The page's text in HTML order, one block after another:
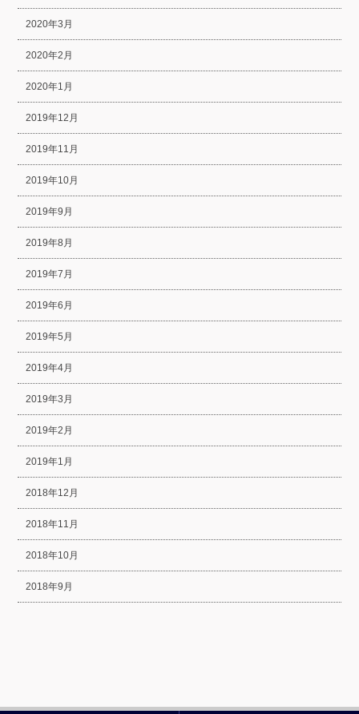
2020年3月
2020年2月
2020年1月
2019年12月
2019年11月
2019年10月
2019年9月
2019年8月
2019年7月
2019年6月
2019年5月
2019年4月
2019年3月
2019年2月
2019年1月
2018年12月
2018年11月
2018年10月
2018年9月